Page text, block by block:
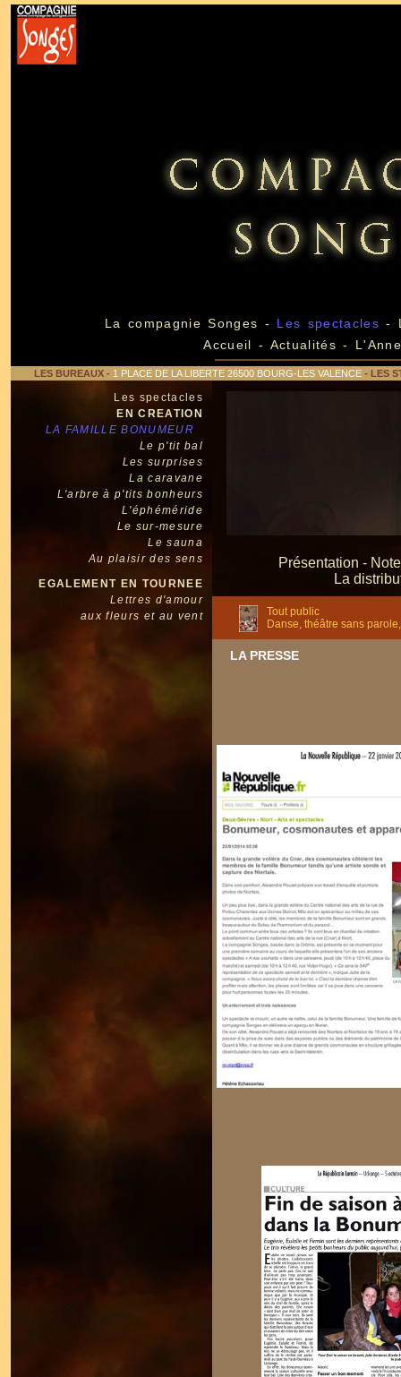
La compagnie Songes - Les spectacles-
Accueil - Actualités -
LES BUREAUX- 1 PLACE DE LA LIBERTE 26500 BOURG-LES VALENCE- LES
Les spectacles
EN CREATION
LA FAMILLE BONUMEUR
Le p'tit bal
Les surprises
La caravane
L'arbre à p'tits bonheurs
L'éphéméride
Le sur-mesure
Le sauna
Au plaisir des sens
EGALEMENT EN TOURNEE
Lettres d'amour
aux fleurs et au vent
Présentation -
La
Tout public
Danse, théâtre sans
LA PRESSE